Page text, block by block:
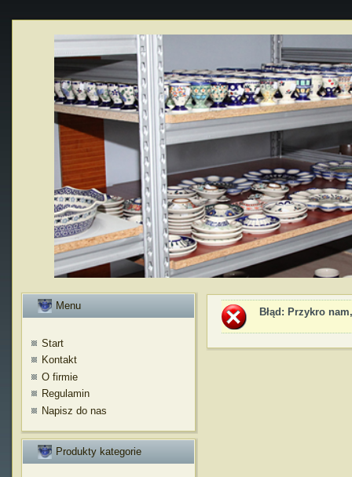
Menu
Start
Kontakt
O firmie
Regulamin
Napisz do nas
Produkty kategorie
Błąd : Przykro